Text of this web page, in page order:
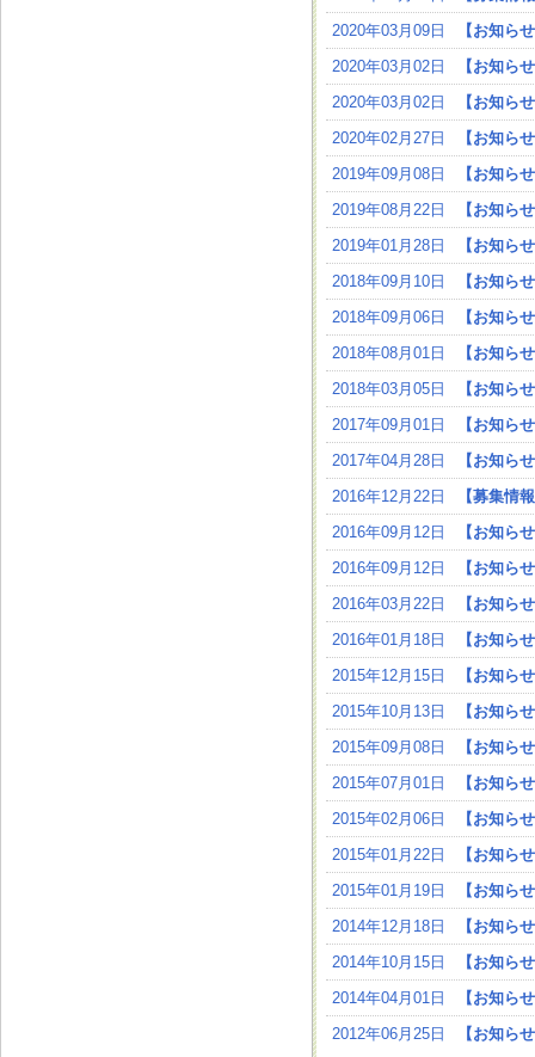
2020年03月09日
【お知ら
2020年03月02日
【お知ら
2020年03月02日
【お知ら
2020年02月27日
【お知ら
2019年09月08日
【お知ら
2019年08月22日
【お知ら
2019年01月28日
【お知ら
2018年09月10日
【お知ら
2018年09月06日
【お知ら
2018年08月01日
【お知ら
2018年03月05日
【お知ら
2017年09月01日
【お知ら
2017年04月28日
【お知ら
2016年12月22日
【募集情
2016年09月12日
【お知ら
2016年09月12日
【お知ら
2016年03月22日
【お知ら
2016年01月18日
【お知ら
2015年12月15日
【お知ら
2015年10月13日
【お知ら
2015年09月08日
【お知ら
2015年07月01日
【お知ら
2015年02月06日
【お知ら
2015年01月22日
【お知ら
2015年01月19日
【お知ら
2014年12月18日
【お知ら
2014年10月15日
【お知ら
2014年04月01日
【お知ら
2012年06月25日
【お知ら